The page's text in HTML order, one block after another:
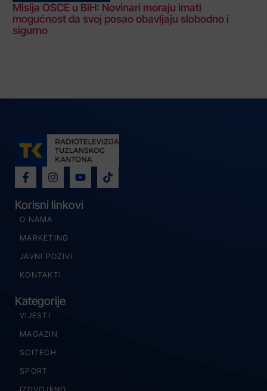
Misija OSCE u BiH: Novinari moraju imati
mogućnost da svoj posao obavljaju slobodno i
sigurno
Korisni linkovi
O NAMA
MARKETING
JAVNI POZIVI
KONTAKTI
Kategorije
VIJESTI
MAGAZIN
SCITECH
SPORT